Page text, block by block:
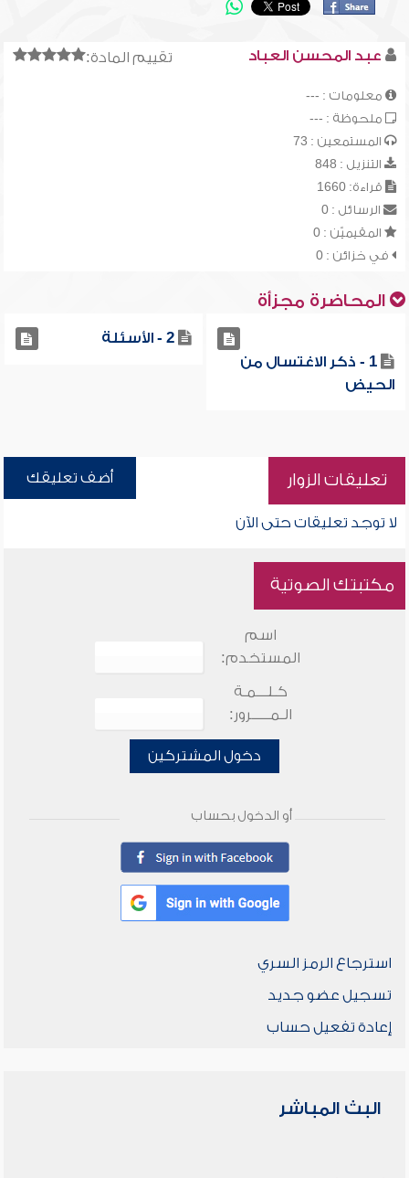
تقييم المادة: عبد المحسن العباد
معلومات : ---
ملحوظة : ---
المستمعين : 73
التنزيل : 848
قراءة: 1660
الرسائل : 0
المقيميّن : 0
في خزائن : 0
المحاضرة مجزأة
1 - ذكر الاغتسال من
الحيض
2 - الأسئلة
تعليقات الزوار أضف تعليقك
لا توجد تعليقات حتى الآن
مكتبتك الصوتية
اسم
المستخدم:
كـلـــمـة
الـمـــــرور:
دخول المشتركين
أو الدخول بحساب
استرجاع الرمز السري
تسجيل عضو جديد
إعادة تفعيل حساب
البث المباشر